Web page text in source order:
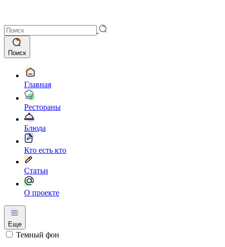
Поиск
Главная
Рестораны
Блюда
Кто есть кто
Статьи
О проекте
Еще
Темный фон